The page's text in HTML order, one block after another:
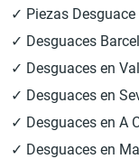
✓ Piezas Desguace
✓ Desguaces
✓ Desguaces en
✓ Desguaces en
✓ Desguaces en A
✓ Desguaces en